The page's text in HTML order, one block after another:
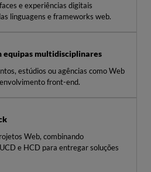
e experiências digitais
linguagens e frameworks web.
equipas multidisciplinares
estúdios ou agências como Web
front-end.
Web, combinando
e HCD para entregar soluções